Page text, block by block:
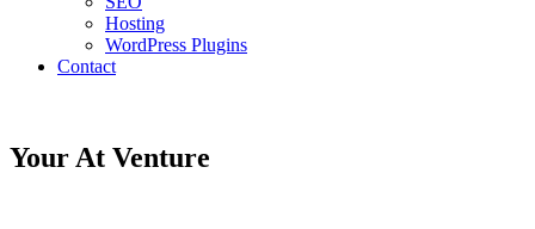
Hosting
WordPress Plugins
Contact
Your At Venture